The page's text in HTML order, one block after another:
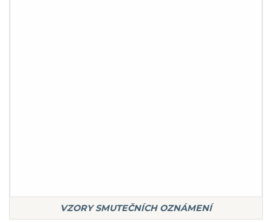
VZORY SMUTEČNÍCH OZNÁMENÍ